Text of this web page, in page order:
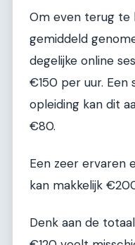
Om even terug te
gemiddeld
degelijke online
€150 per uur.
opleiding kan dit
€80.
Een zeer ervaren
kan makkelijk
Denk aan de